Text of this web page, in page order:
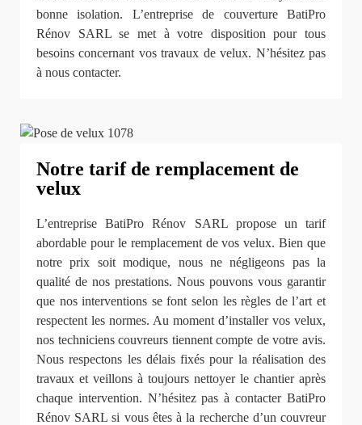
bonne isolation. L’entreprise de couverture BatiPro
Rénov SARL se met à votre disposition pour tous
besoins concernant vos travaux de velux. N’hésitez pas
à nous contacter.
Notre tarif de remplacement de
velux
L’entreprise BatiPro Rénov SARL propose un tarif
abordable pour le remplacement de vos velux. Bien que
notre prix soit modique, nous ne négligeons pas la
qualité de nos prestations. Nous pouvons vous garantir
que nos interventions se font selon les règles de l’art et
respectent les normes. Au moment d’installer vos velux,
nos techniciens couvreurs tiennent compte de votre avis.
Nous respectons les délais fixés pour la réalisation des
travaux et veillons à toujours nettoyer le chantier après
chaque intervention. N’hésitez pas à contacter BatiPro
Rénov SARL si vous êtes à la recherche d’un couvreur